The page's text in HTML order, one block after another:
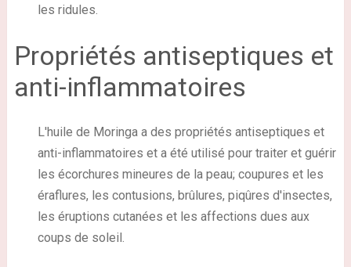
les ridules.
Propriétés antiseptiques et
anti-inflammatoires
L'huile de Moringa a des propriétés antiseptiques et
anti-inflammatoires et a été utilisé pour traiter et guérir
les écorchures mineures de la peau; coupures et les
éraflures, les contusions, brûlures, piqûres d'insectes,
les éruptions cutanées et les affections dues aux
coups de soleil.